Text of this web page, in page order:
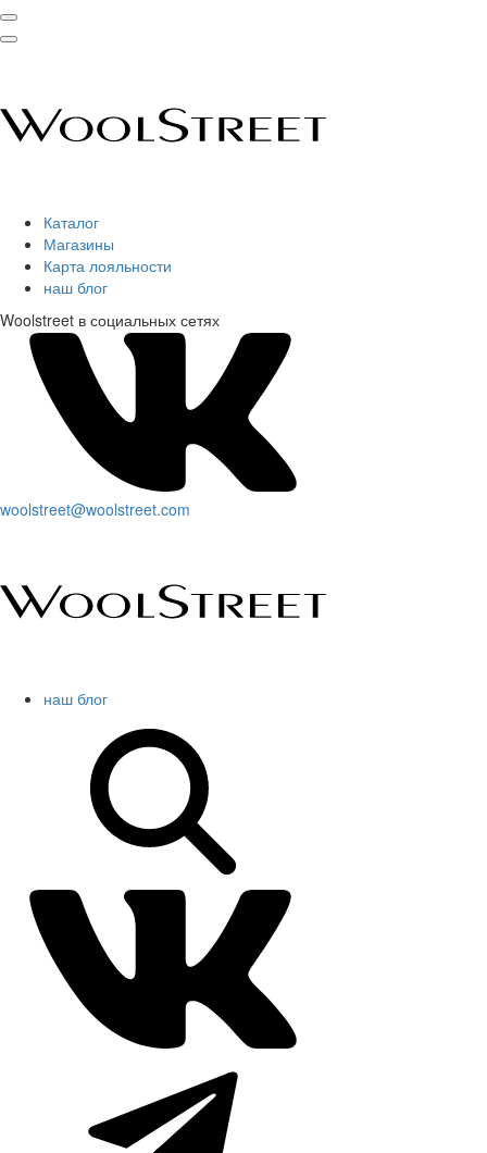
Каталог
Магазины
Карта лояльности
наш блог
Woolstreet в социальных сетях
woolstreet@woolstreet.com
наш блог